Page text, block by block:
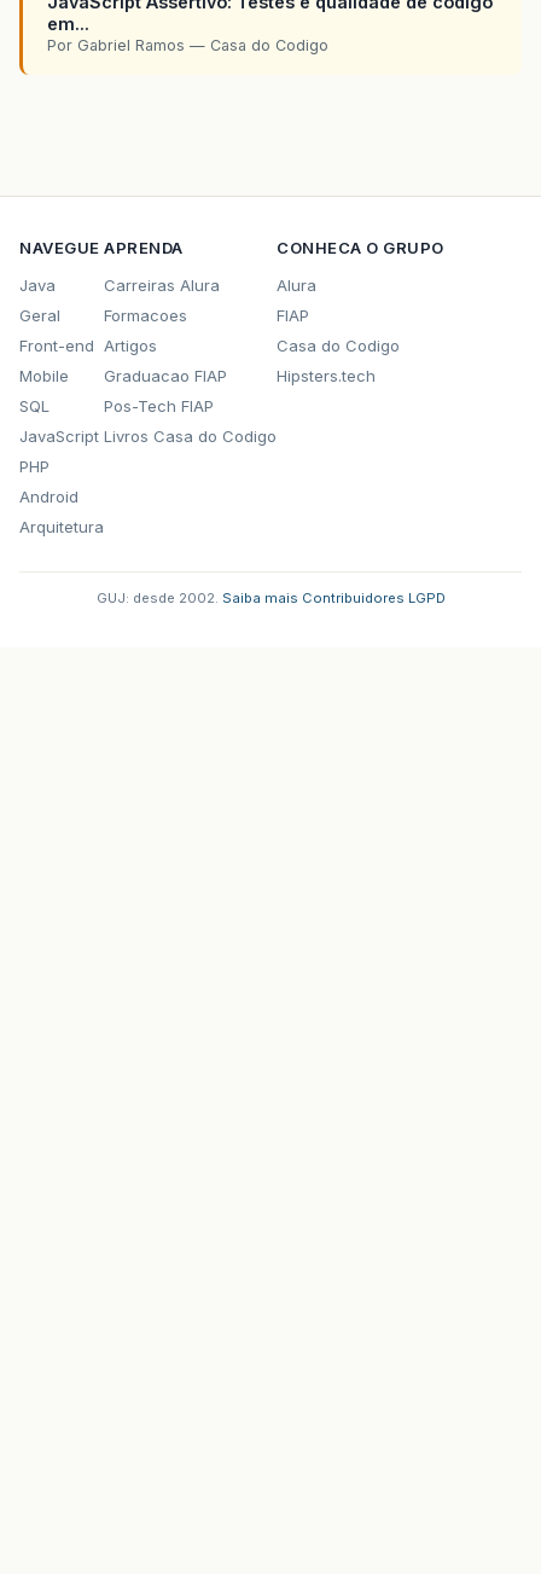
em...
Por Gabriel Ramos — Casa do Codigo
NAVEGUE
Java
Geral
Front-end
Mobile
SQL
JavaScript
PHP
Android
Arquitetura
APRENDA
Carreiras Alura
Formacoes
Artigos
Graduacao FIAP
Pos-Tech FIAP
Livros Casa do Codigo
CONHECA O GRUPO
Alura
FIAP
Casa do Codigo
Hipsters.tech
GUJ: desde 2002. Saiba mais Contribuidores LGPD